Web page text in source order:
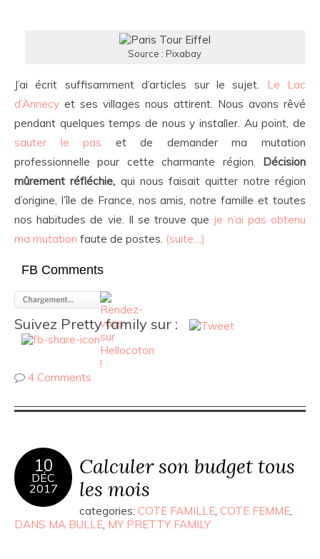
Source : Pixabay
J’ai écrit suffisamment d’articles sur le sujet. Le Lac
d’Annecy et ses villages nous attirent. Nous avons rêvé
pendant quelques temps de nous y installer. Au point, de
sauter le pas et de demander ma mutation
professionnelle pour cette charmante région.
Décision
mûrement réfléchie, qui nous faisait quitter notre région
d’origine, l’île de France, nos amis, notre famille et toutes
nos habitudes de vie. Il se trouve que je n’ai pas obtenu
ma mutation faute de postes. (suite…)
FB Comments
Suivez Pretty family sur :
4 Comments
10
DÉC
2017
Calculer son budget tous
les mois
categories: COTE FAMILLE, COTE FEMME,
DANS MA BULLE, MY PRETTY FAMILY